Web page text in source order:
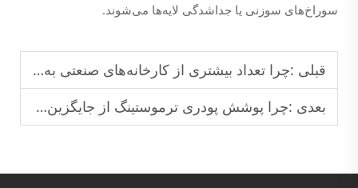
سوراخ‌های سوزنی یا جداشدگی لایه‌ها می‌شوند.
قبلی :چرا تعداد بیشتری از کارخانه‌های صنعتی به روش پوشش‌دهی پودری الکترواستاتیک روی می‌آورند؟
بعدی :چرا پوشش پودری ترموستینگ از جایگزین‌های ترموپلاستیک بادوام‌تر است